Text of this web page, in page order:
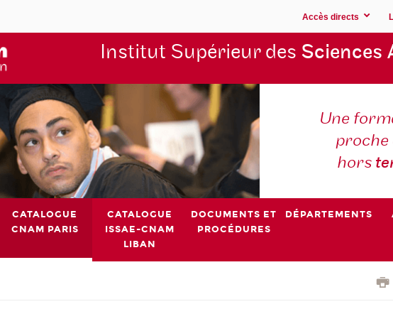
Accès directs
Institut Supérieur des Sciences
Une
proche
hors
CATALOGUE
CNAM PARIS
CATALOGUE
ISSAE-CNAM
LIBAN
DOCUMENTS ET
PROCÉDURES
DÉPARTEMENTS